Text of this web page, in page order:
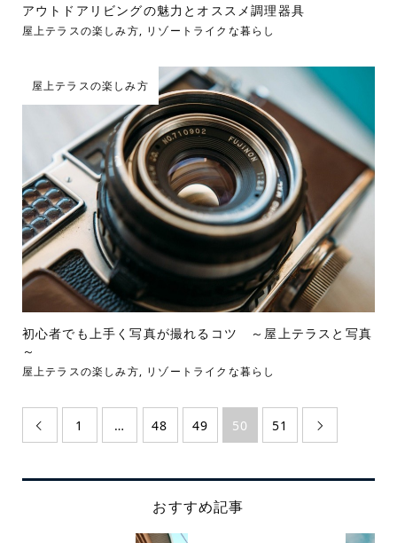
アウトドアリビングの魅力とオススメ調理器具
屋上テラスの楽しみ方, リゾートライクな暮らし
屋上テラスの楽しみ方
初心者でも上手く写真が撮れるコツ ～屋上テラスと写真
～
屋上テラスの楽しみ方, リゾートライクな暮らし
 1 … 48 49 50 51 
おすすめ記事